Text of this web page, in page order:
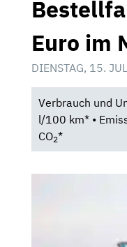
Euro im
DIENSTAG, 15.
Verbrauch und
l/100 km* •
CO2*